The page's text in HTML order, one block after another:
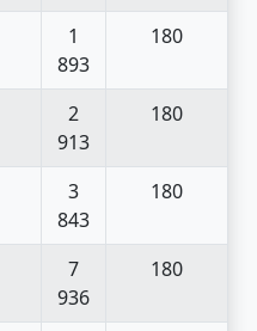
1
893
180
2
913
180
3
843
180
7
936
180